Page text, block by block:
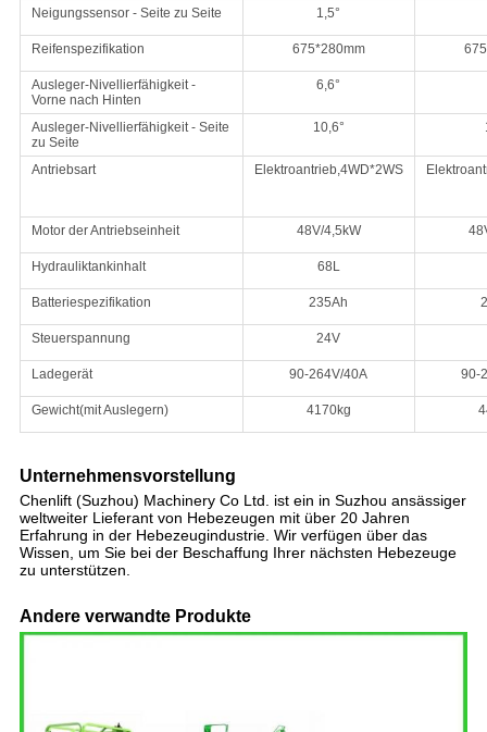
Neigungssensor - Seite zu Seite 1,5°
Reifenspezifikation 675*280mm
Ausleger-Nivellierfähigkeit -
Vorne nach Hinten
6,6°
Ausleger-Nivellierfähigkeit - Seite
zu Seite
10,6°
Antriebsart Elektroantrieb, 4WD*2WS
Motor der Antriebseinheit 48V/4,5kW
Hydrauliktankinhalt 68L
Batteriespezifikation 235Ah
Steuerspannung 24V
Ladegerät 90-264V/40A 90-
Gewicht(mit Auslegern) 4170kg
Unternehmensvorstellung
Chenlift (Suzhou) Machinery Co Ltd. ist ein in Suzhou ansässiger
weltweiter Lieferant von Hebezeugen mit über 20 Jahren
Erfahrung in der Hebezeugindustrie. Wir verfügen über das
Wissen, um Sie bei der Beschaffung Ihrer nächsten Hebezeuge
zu unterstützen.
Andere verwandte Produkte